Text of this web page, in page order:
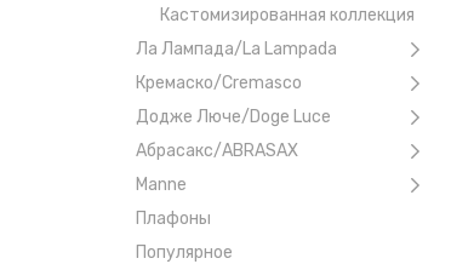
Кастомизированная коллекция
Ла Лампада/La Lampada
Кремаско/Cremasco
Додже Люче/Doge Luce
Абрасакс/ABRASAX
Manne
Плафоны
Популярное